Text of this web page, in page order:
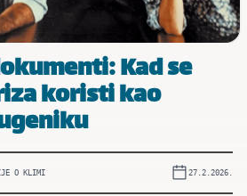
Kad se
koristi kao
O KLIMI 27.2.2026.